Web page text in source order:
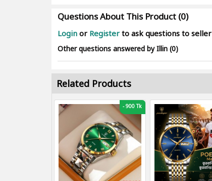
Questions About This Product (0)
Login or Register to ask questions to seller
Other questions answered by Illin (0)
Related Products
-900 Tk